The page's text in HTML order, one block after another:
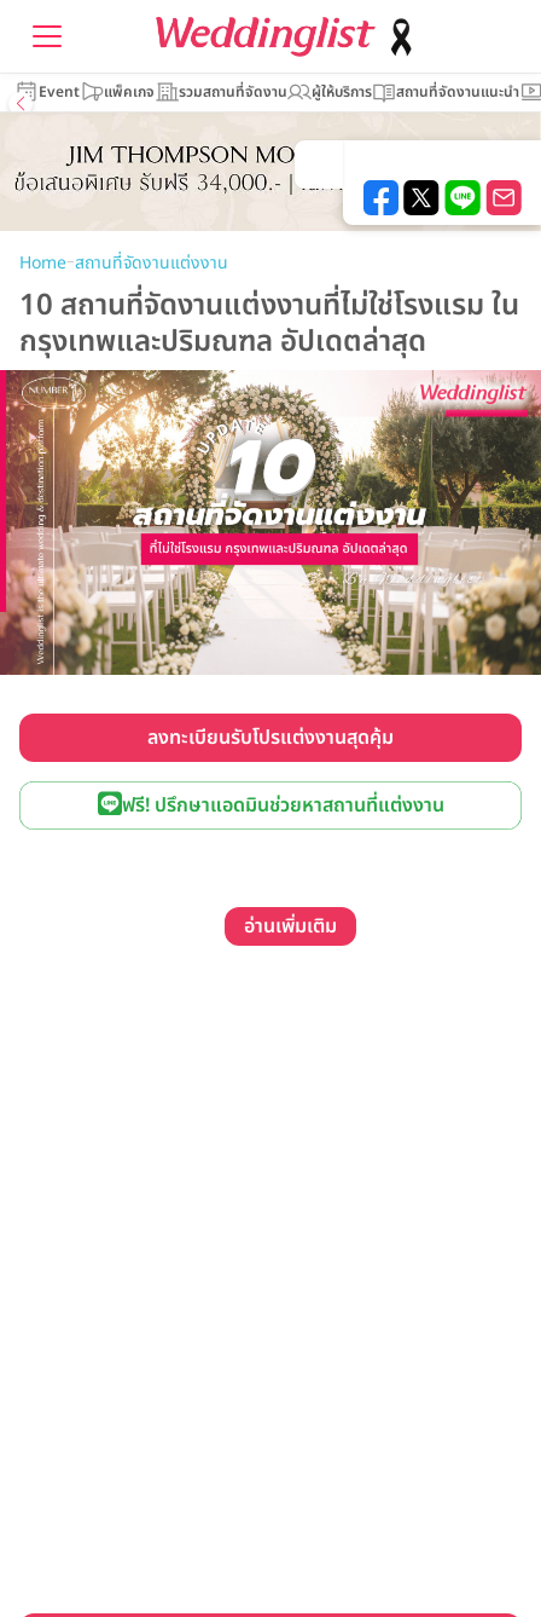
Event แพ็คเกจ รวมสถานที่จัดงาน ผู้ให้บริการ สถานที่จัดงานแนะนำ
Home–สถานที่จัดงานแต่งงาน
10 สถานที่จัดงานแต่งงานที่ไม่ใช่โรงแรม ใน
กรุงเทพและปริมณฑล อัปเดตล่าสุด
ลงทะเบียนรับโปรแต่งงานสุดคุ้ม
ฟรี! ปรึกษาแอดมินช่วยหาสถานที่แต่งงาน
อ่านเพิ่มเติม